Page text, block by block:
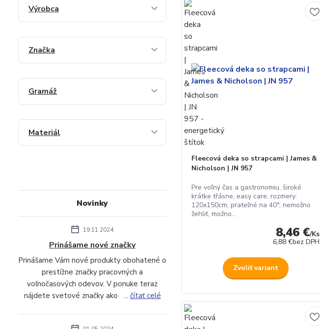
Fleecová deka so strapcami | James &
Nicholson | JN 957
Pre voľný čas a gastronomiu, široké
krátke třásne, easy care, rozmery:
120x150cm, prateľné na 40°, nemožno
žehliť, možno...
8,46 €/Ks
6,88 €bez DPH
Zvoliť variant
Výrobca
Značka
Gramáž
Materiál
Novinky
19.11.2024
Prinášame nové značky
Prinášame Vám nové produkty obohatené o
prestížne značky pracovných a
voľnočasových odevov. V ponuke teraz
nájdete svetové značky ako ... čítať celé